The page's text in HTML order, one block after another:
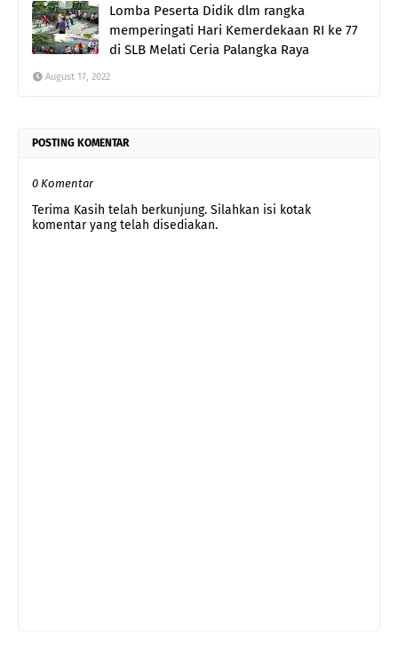
Lomba Peserta Didik dlm rangka
memperingati Hari Kemerdekaan RI ke 77
di SLB Melati Ceria Palangka Raya
August 17, 2022
POSTING KOMENTAR
0 Komentar
Terima Kasih telah berkunjung. Silahkan isi kotak
komentar yang telah disediakan.